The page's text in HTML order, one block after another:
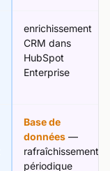
enrichissement
CRM dans
HubSpot
Enterprise
Base de
données —
rafraîchissement
périodique